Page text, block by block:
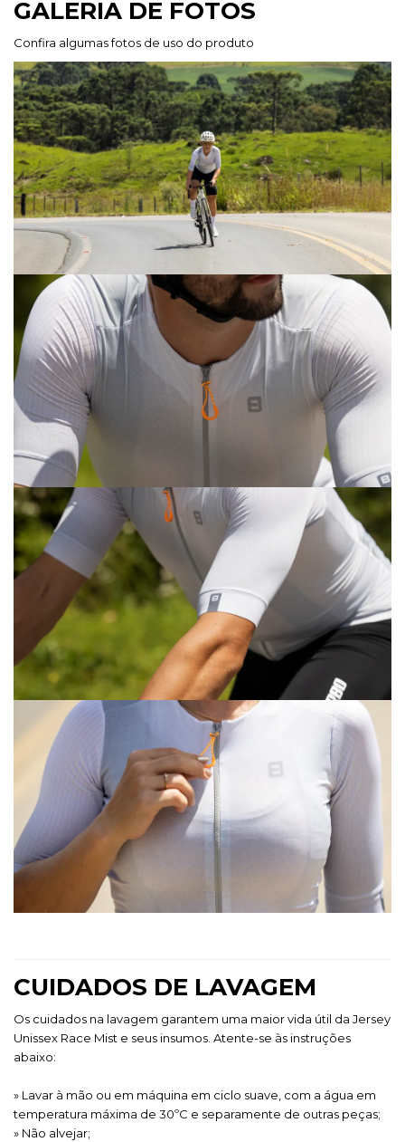
GALERIA DE FOTOS
Confira algumas fotos de uso do produto
CUIDADOS DE LAVAGEM
Os cuidados na lavagem garantem uma maior vida útil da Jersey
Unissex Race Mist e seus insumos. Atente-se às instruções
abaixo:
» Lavar à mão ou em máquina em ciclo suave, com a água em
temperatura máxima de 30ºC e separamente de outras peças;
» Não alvejar;